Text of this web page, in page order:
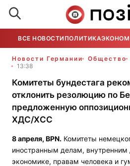
ВСЕ НОВОСТИ ПОЛИТИКА
Новости Германии Общество
13:38
Комитеты бундестага
отклонить резолюцию по
предложенную
ХДС/ХСС
8 апреля, BPN. Комитеты
иностранным делам, внутренним
экономике, правам человека и